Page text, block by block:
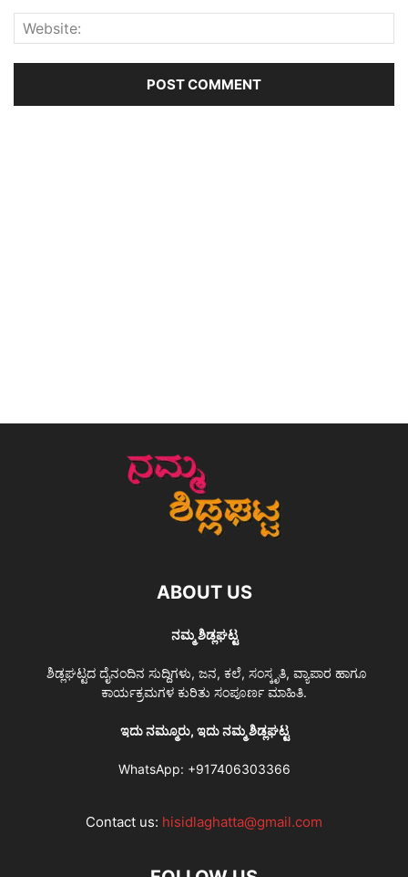
ABOUT US
ನಮ್ಮ ಶಿಡ್ಲಘಟ್ಟ
ಶಿಡ್ಲಘಟ್ಟದ ದೈನಂದಿನ ಸುದ್ದಿಗಳು, ಜನ, ಕಲೆ, ಸಂಸ್ಕೃತಿ, ವ್ಯಾಪಾರ ಹಾಗೂ
ಕಾರ್ಯಕ್ರಮಗಳ ಕುರಿತು ಸಂಪೂರ್ಣ ಮಾಹಿತಿ.
ಇದು ನಮ್ಮೂರು, ಇದು ನಮ್ಮ ಶಿಡ್ಲಘಟ್ಟ
WhatsApp: +917406303366
Contact us: hisidlaghatta@gmail.com